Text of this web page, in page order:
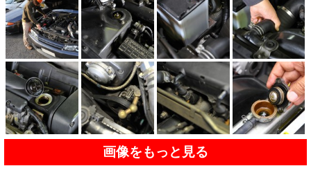
画像をもっと見る